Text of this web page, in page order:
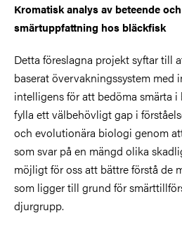
Kromatisk analys av beteende
smärtuppfattning hos bläckfisk
Detta föreslagna projekt syftar till
baserat övervakningssystem med
intelligens för att bedöma smärta
fylla ett välbehövligt gap i
och evolutionära biologi genom
som svar på en mängd olika
möjligt för oss att bättre förstå de
som ligger till grund för
djurgrupp.